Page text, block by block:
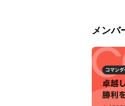
◆ イン
👑
最新ト
を企画
メンバ